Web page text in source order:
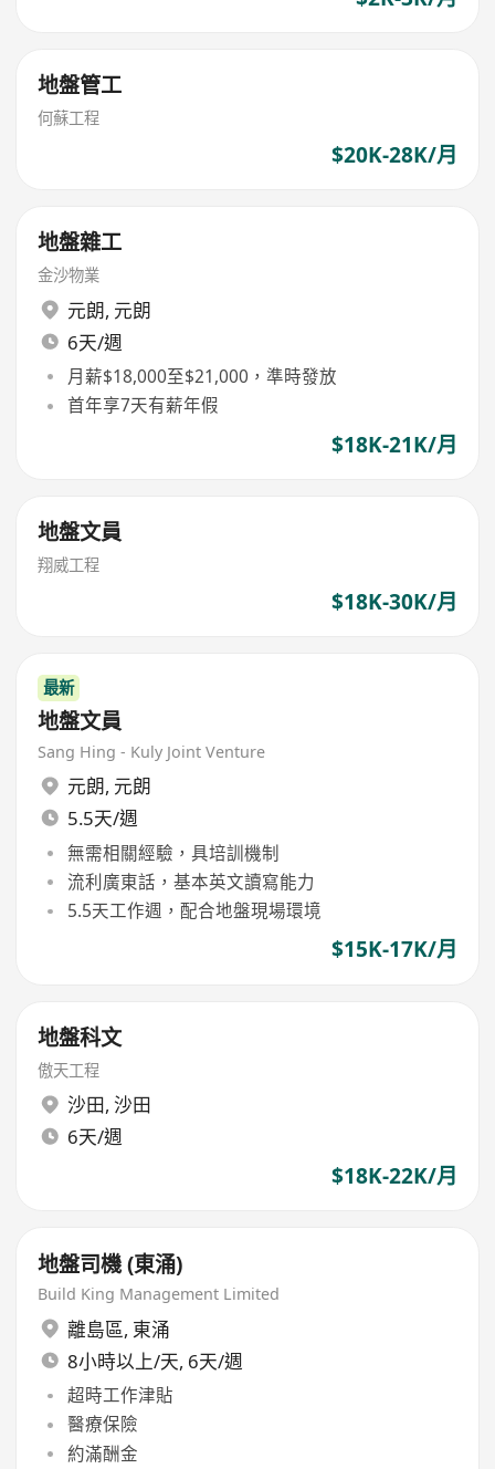
地盤管工
何蘇工程
$20K-28K/月
地盤雜工
金沙物業
元朗, 元朗
6天/週
月薪$18,000至$21,000，準時發放
首年享7天有薪年假
$18K-21K/月
地盤文員
翔威工程
$18K-30K/月
最新
地盤文員
Sang Hing - Kuly Joint Venture
元朗, 元朗
5.5天/週
無需相關經驗，具培訓機制
流利廣東話，基本英文讀寫能力
5.5天工作週，配合地盤現場環境
$15K-17K/月
地盤科文
傲天工程
沙田, 沙田
6天/週
$18K-22K/月
地盤司機 (東涌)
Build King Management Limited
離島區, 東涌
8小時以上/天, 6天/週
超時工作津貼
醫療保險
約滿酬金